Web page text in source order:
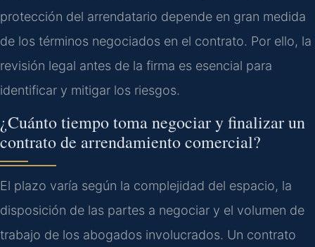
protección del arrendatario depende en gran medida
de los términos negociados en el contrato. Por ello, la
revisión legal antes de la firma es esencial para
identificar y mitigar los riesgos.
¿Cuánto tiempo toma negociar y finalizar un
contrato de arrendamiento comercial?
El plazo varía según la complejidad del espacio, la
disposición de las partes a negociar y el volumen de
trabajo de los abogados involucrados. Un contrato